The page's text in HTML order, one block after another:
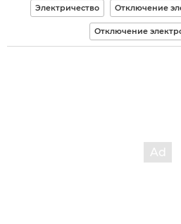
Электричество Отключение
Отключение